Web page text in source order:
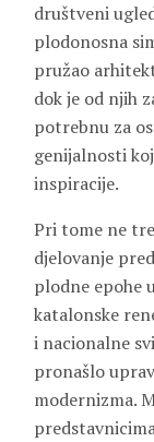
društveni
plodonosna
pružao
dok je od njih
potrebnu za
genijalnosti
inspiracije.
Pri tome ne
djelovanje
plodne epohe
katalonske
i nacionalne
pronašlo
modernizma.